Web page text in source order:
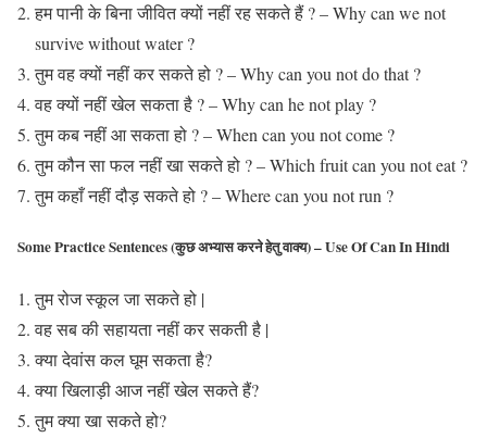
हम पानी के बिना जीवित क्यों नहीं रह सकते हैं ? – Why can we not
survive without water ?
तुम वह क्यों नहीं कर सकते हो ? – Why can you not do that ?
वह क्यों नहीं खेल सकता है ? – Why can he not play ?
तुम कब नहीं आ सकता हो ? – When can you not come ?
तुम कौन सा फल नहीं खा सकते हो ? – Which fruit can you not eat ?
तुम कहाँ नहीं दौड़ सकते हो ? – Where can you not run ?
Some Practice Sentences (कुछ अभ्यास करने हेतु वाक्य) – Use Of Can In Hindi
तुम रोज स्कूल जा सकते हो |
वह सब की सहायता नहीं कर सकती है |
क्या देवांस कल घूम सकता है?
क्या खिलाड़ी आज नहीं खेल सकते हैं?
तुम क्या खा सकते हो?